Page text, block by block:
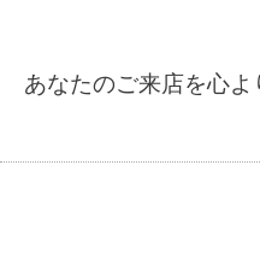
あなたのご来店を心よ